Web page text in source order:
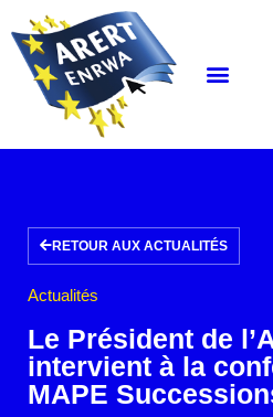
RETOUR AUX ACTUALITÉS
Actualités
Le Président de
intervient à la
MAPE